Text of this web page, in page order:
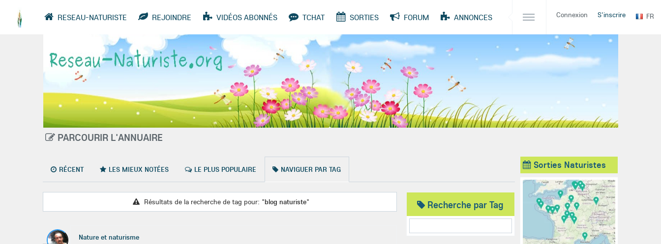
Connexion S'inscrire FR
RESEAU-NATURISTE REJOINDRE VIDÉOS ABONNÉS TCHAT SORTIES FORUM ANNONCES
ANNUAIRE GROUPES SONDAGES
PARCOURIR L'ANNUAIRE
RÉCENT LES MIEUX NOTÉES LE PLUS POPULAIRE NAVIGUER PAR TAG
Résultats de la recherche de tag pour: "blog naturiste"
Nature et naturisme
Recherche par Tag
Sorties Naturistes